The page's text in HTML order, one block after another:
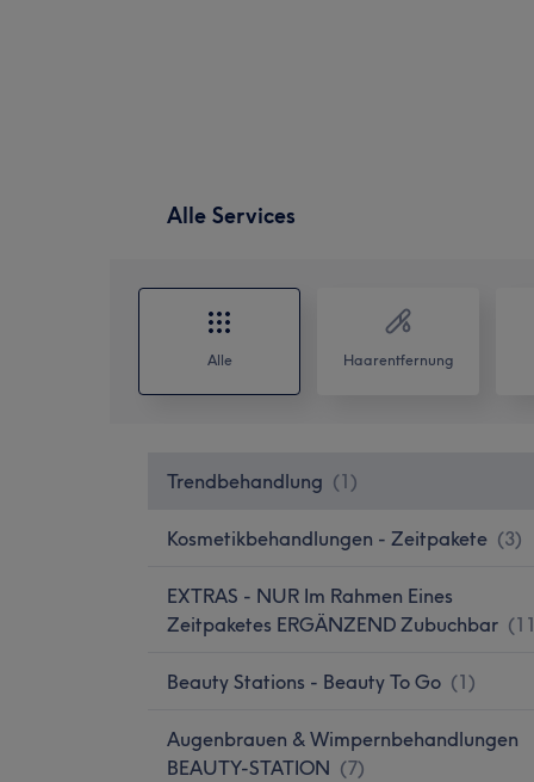
Alle Services
Alle Haarentfernung
Trendbehandlung (1 )
Kosmetikbehandlungen - Zeitpakete (3)
EXTRAS - NUR Im Rahmen Eines
Zeitpaketes ERGÄNZEND Zubuchbar (11
Beauty Stations - Beauty To Go (1)
Augenbrauen & Wimpernbehandlungen
BEAUTY-STATION (7)